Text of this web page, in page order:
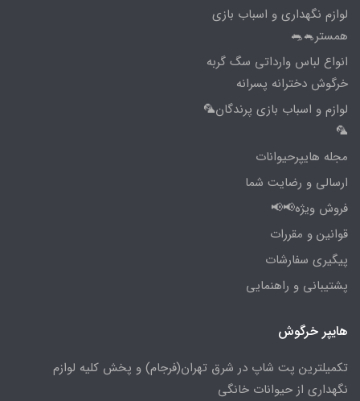
لوازم نگهداری و اسباب بازی
همستر🐁🐀
انواع لباس وارداتی سگ گربه
خرگوش دخترانه پسرانه
لوازم و اسباب بازی پرندگان🦜
🦜
مجله هایپرحیوانات
ارسالی و رضایت شما
فروش ویژه📢📢
قوانین و مقررات
پیگیری سفارشات
پشتیبانی و راهنمایی
هایپر خرگوش
تکمیلترین پت شاپ در شرق تهران(فرجام) و پخش کلیه لوازم
نگهداری از حیوانات خانگی